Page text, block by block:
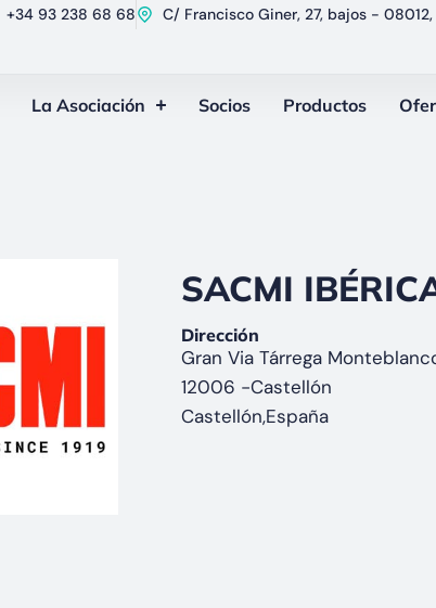
+34 93 238 68 68 C/ Francisco Giner, 27, bajos - 08012,
La Asociación Socios Productos
SACMI
Dirección
Gran Via Tárrega
12006 -Castellón
Castellón,España